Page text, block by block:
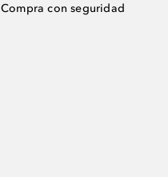
Compra con seguridad